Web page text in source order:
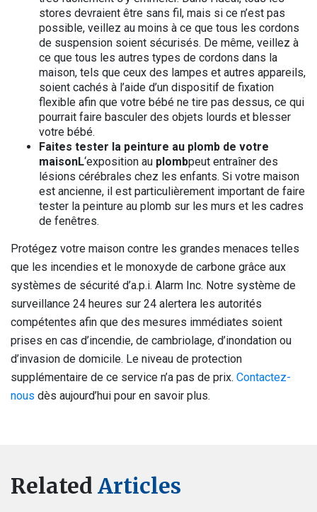
stores devraient être sans fil, mais si ce n’est pas
possible, veillez au moins à ce que tous les cordons
de suspension soient sécurisés. De même, veillez à
ce que tous les autres types de cordons dans la
maison, tels que ceux des lampes et autres appareils,
soient cachés à l’aide d’un dispositif de fixation
flexible afin que votre bébé ne tire pas dessus, ce qui
pourrait faire basculer des objets lourds et blesser
votre bébé.
Faites tester la peinture au plomb de votre
maisonL‘exposition au plombpeut entraîner des
lésions cérébrales chez les enfants. Si votre maison
est ancienne, il est particulièrement important de faire
tester la peinture au plomb sur les murs et les cadres
de fenêtres.
Protégez votre maison contre les grandes menaces telles
que les incendies et le monoxyde de carbone grâce aux
systèmes de sécurité d’a.p.i. Alarm Inc. Notre système de
surveillance 24 heures sur 24 alertera les autorités
compétentes afin que des mesures immédiates soient
prises en cas d’incendie, de cambriolage, d’inondation ou
d’invasion de domicile. Le niveau de protection
supplémentaire de ce service n’a pas de prix. Contactez-
nous dès aujourd’hui pour en savoir plus.
Related Articles